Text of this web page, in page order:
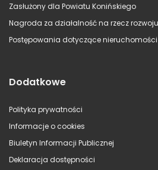
Zasłużony dla Powiatu Konińskiego
Nagroda za działalność na rzecz
Postępowania dotyczące nieruchomości
Dodatkowe
Polityka prywatności
Informacje o cookies
Biuletyn Informacji Publicznej
Deklaracja dostępności